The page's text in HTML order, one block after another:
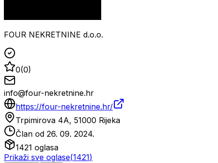
FOUR NEKRETNINE d.o.o.
0(0)
info@four-nekretnine.hr
https://four-nekretnine.hr/
Trpimirova 4A, 51000 Rijeka
Član od 26. 09. 2024.
1421 oglasa
Prikaži sve oglase(1421)